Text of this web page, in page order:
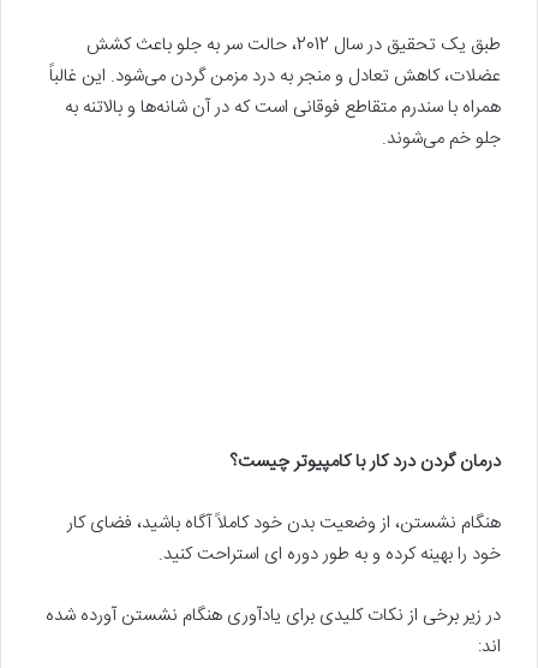
طبق یک تحقیق در سال 2012، حالت سر به جلو باعث کشش
عضلات، کاهش تعادل و منجر به درد مزمن گردن‌ می‌شود. این غالباً
همراه با سندرم متقاطع فوقانی است که در آن شانه‌ها و بالاتنه به
جلو خم‌ می‌شوند.
درمان گردن درد کار با کامپیوتر چیست؟
هنگام نشستن، از وضعیت بدن خود کاملاً آگاه باشید، فضای کار
خود را بهینه کرده و به طور دوره ای استراحت کنید.
در زیر برخی از نکات کلیدی برای یادآوری هنگام نشستن آورده شده
اند: